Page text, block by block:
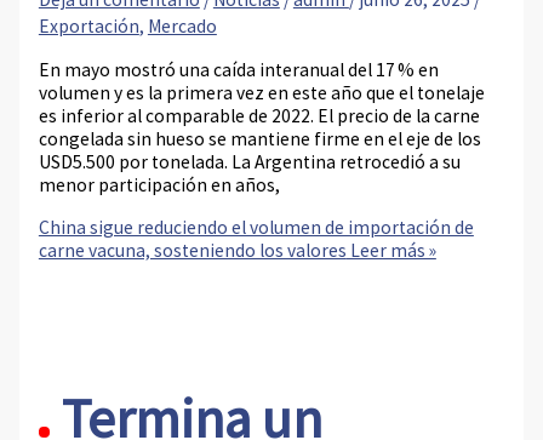
Exportación, Mercado
En mayo mostró una caída interanual del 17 % en
volumen y es la primera vez en este año que el tonelaje
es inferior al comparable de 2022. El precio de la carne
congelada sin hueso se mantiene firme en el eje de los
USD5.500 por tonelada. La Argentina retrocedió a su
menor participación en años,
China sigue reduciendo el volumen de importación de
carne vacuna, sosteniendo los valores Leer más »
Termina un